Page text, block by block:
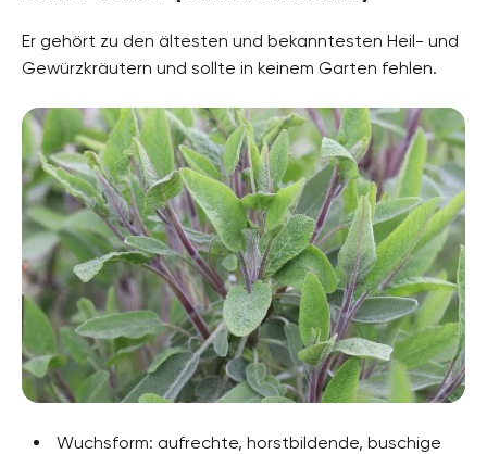
Er gehört zu den ältesten und bekanntesten Heil- und
Gewürzkräutern und sollte in keinem Garten fehlen.
Wuchsform: aufrechte, horstbildende, buschige